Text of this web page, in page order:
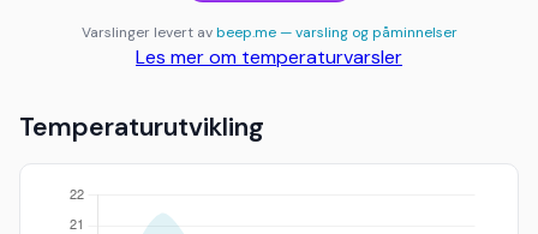
Varslinger levert avbeep.me — varsling og påminnelser
Les mer om temperaturvarsler
Temperaturutvikling